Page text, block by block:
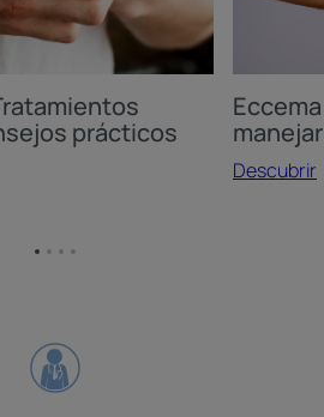
prácticos
Descubrir
IrIrIrIr